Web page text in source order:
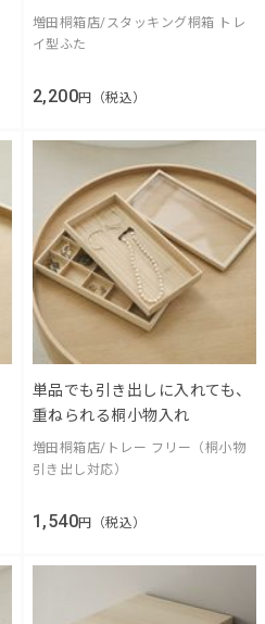
増田桐箱店/スタッキング桐箱 トレ
イ型ふた
2,200円（税込）
単品でも引き出しに入れても、
重ねられる桐小物入れ
増田桐箱店/トレー フリー（桐小物
引き出し対応）
1,540円（税込）